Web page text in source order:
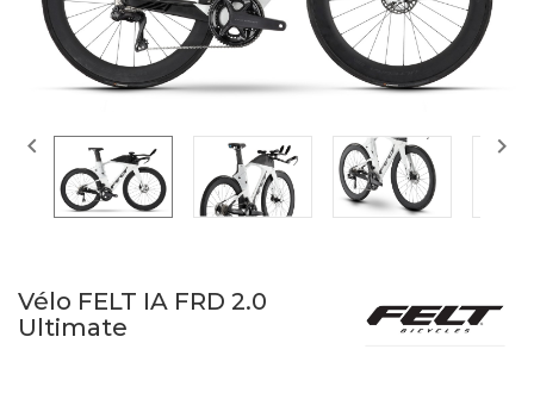
 
Vélo FELT IA FRD 2.0
Ultimate